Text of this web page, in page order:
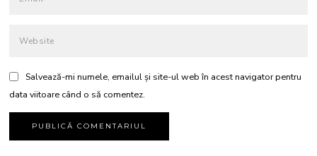
Salvează-mi numele, emailul și site-ul web în acest navigator pentru
data viitoare când o să comentez.